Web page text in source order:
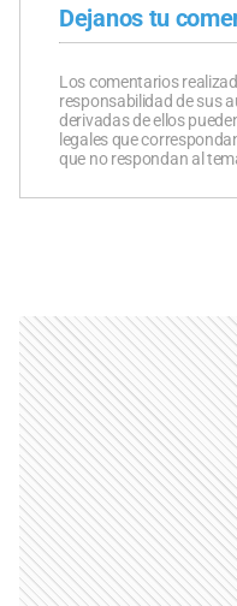
Dejanos tu
Los comentarios
responsabilidad de sus
derivadas de ellos
legales que
que no respondan al